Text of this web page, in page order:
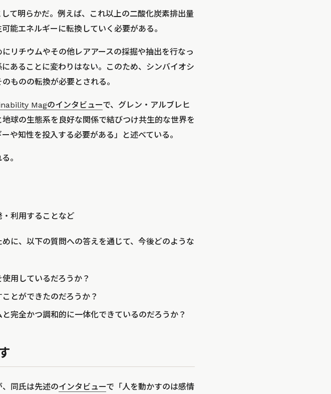
て明らかだ。例えば、これ以上の二酸化炭素排出量
能エネルギーに転換していく必要がある。
リチウムやその他レアアースの採掘や抽出を行なっ
あることに変わりはない。このため、シンバイオシ
ものの転換が必要とされる。
Magのインタビューで、グレン・アルブレヒ
球の生態系を良好な関係で結びつけ共生的な世界を
や知性を投入する必要がある」
と述べている。
。
利用することなど
に、以下の質問への答えを通じて、今後どのような
用しているだろうか？
とができたのだろうか？
完全かつ調和的に一体化できているのだろうか？
同氏は先述のインタビューで 「人を動かすのは感情